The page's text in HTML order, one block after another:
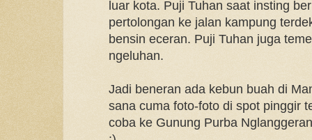
luar kota. Puji Tuhan saat insting
pertolongan ke jalan kampung
bensin eceran. Puji Tuhan juga
ngeluhan.
Jadi beneran ada kebun buah di
sana cuma foto-foto di spot pinggir
coba ke Gunung Purba